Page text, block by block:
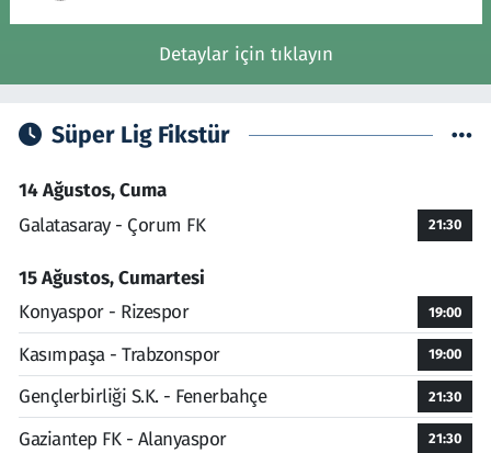
Detaylar için tıklayın
Süper Lig Fikstür
14 Ağustos, Cuma
Galatasaray - Çorum FK
21:30
15 Ağustos, Cumartesi
Konyaspor - Rizespor
19:00
Kasımpaşa - Trabzonspor 19:00
Gençlerbirliği S.K. - Fenerbahçe 21:30
Gaziantep FK - Alanyaspor 21:30